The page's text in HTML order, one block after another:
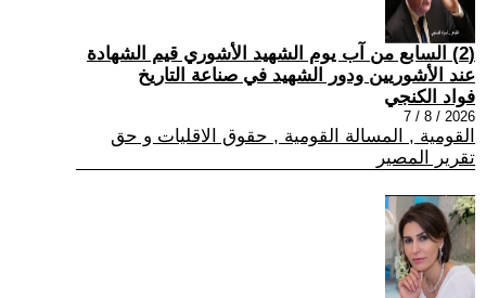
(2) السابع من آب يوم الشهيد الأشوري قيم الشهادة
عند الأشوريين ودور الشهيد في صناعة التاريخ
فواد الكنجي
2026 / 8 / 7
القومية , المسالة القومية , حقوق الاقليات و حق
تقرير المصير